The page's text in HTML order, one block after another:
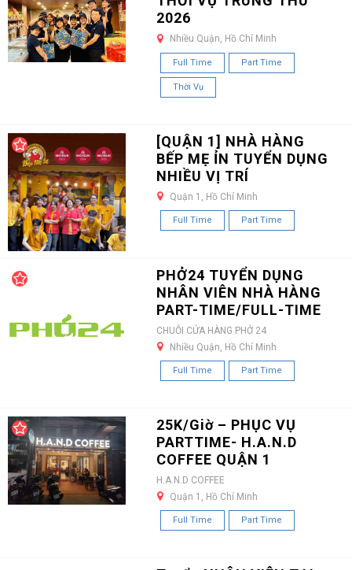
2026
Nhiều Quận, Hồ Chí Minh
Full Time Part Time
Thời Vụ
[QUẬN 1] NHÀ HÀNG
BẾP MẸ ỈN TUYỂN DỤNG
NHIỀU VỊ TRÍ
Quận 1, Hồ Chí Minh
Full Time Part Time
PHỞ24 TUYỂN DỤNG
NHÂN VIÊN NHÀ HÀNG
PART-TIME/FULL-TIME
CHUỖI CỬA HÀNG PHỞ 24
Nhiều Quận, Hồ Chí Minh
Full Time Part Time
25K/Giờ – PHỤC VỤ
PARTTIME- H.A.N.D
COFFEE QUẬN 1
H.A.N.D COFFEE
Quận 1, Hồ Chí Minh
Full Time Part Time